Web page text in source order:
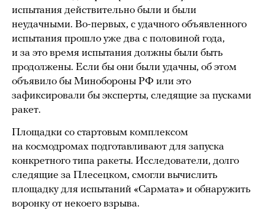
испытания действительно были и были
неудачными. Во-первых, с удачного объявленного
испытания прошло уже два с половиной года,
и за это время испытания должны были быть
продолжены. Если бы они были удачны, об этом
объявило бы Минобороны РФ или это
зафиксировали бы эксперты, следящие за пусками
ракет.
Площадки со стартовым комплексом
на космодромах подготавливают для запуска
конкретного типа ракеты. Исследователи, долго
следящие за Плесецком, смогли вычислить
площадку для испытаний «Сармата» и обнаружить
воронку от некоего взрыва.